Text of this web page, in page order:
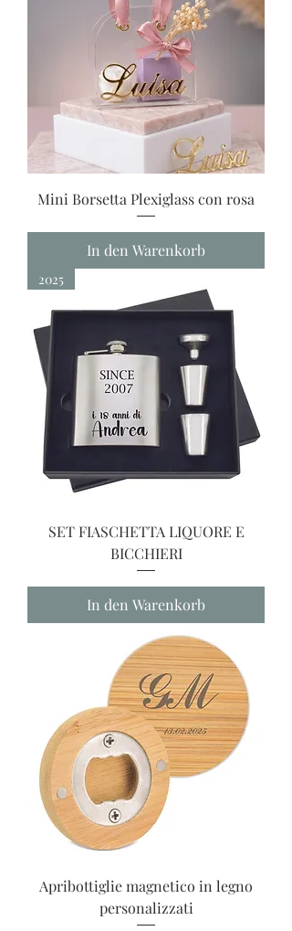
Mini Borsetta Plexiglass con rosa
In den Warenkorb
2025
SET FIASCHETTA LIQUORE E
BICCHIERI
In den Warenkorb
Apribottiglie magnetico in legno
personalizzati